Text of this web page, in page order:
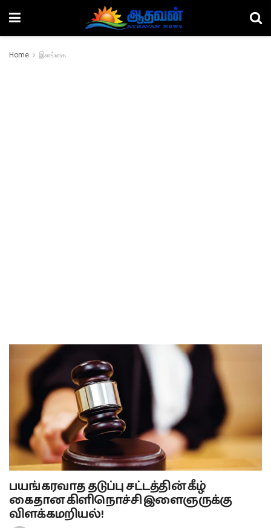
Home இலங்கை
பயங்கரவாத தடுப்பு சட்டத்தின் கீழ்
கைதான கிளிநொச்சி இளைஞருக்கு
விளக்கமறியல்!